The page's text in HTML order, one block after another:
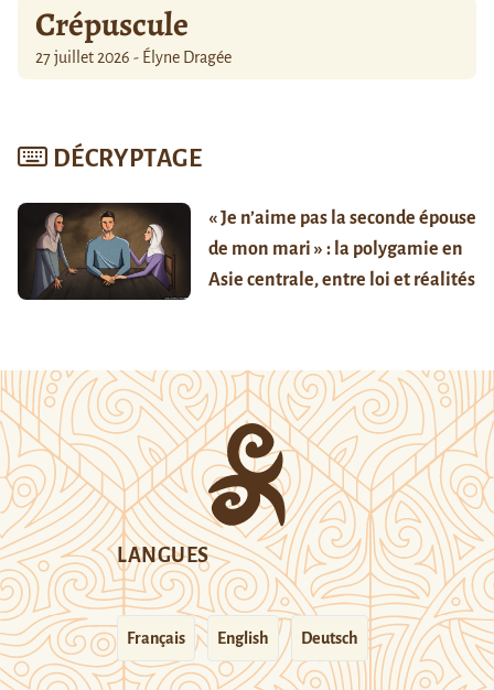
Crépuscule
27 juillet 2026 - Élyne Dragée
DÉCRYPTAGE
« Je n’aime pas la seconde épouse
de mon mari » : la polygamie en
Asie centrale, entre loi et réalités
LANGUES
Français English Deutsch